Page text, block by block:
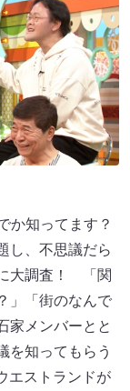
か知ってます？
し、不思議だら
大調査！ 「関
」「街のなんで
家メンバーとと
を知ってもらう
エストランドが